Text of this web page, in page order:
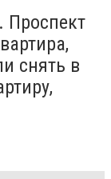
Проспект
снять в